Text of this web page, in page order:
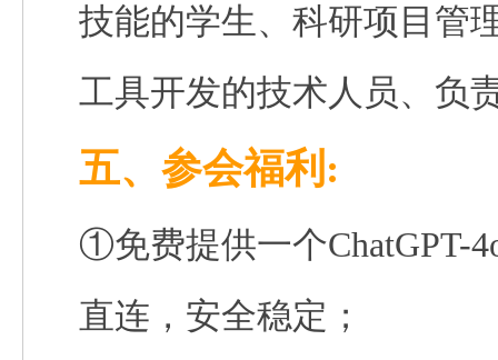
技能的学生、科研项目管
工具开发的技术人员、负
五、参会福利:
①免费提供一个ChatGPT-
直连，安全稳定 ；